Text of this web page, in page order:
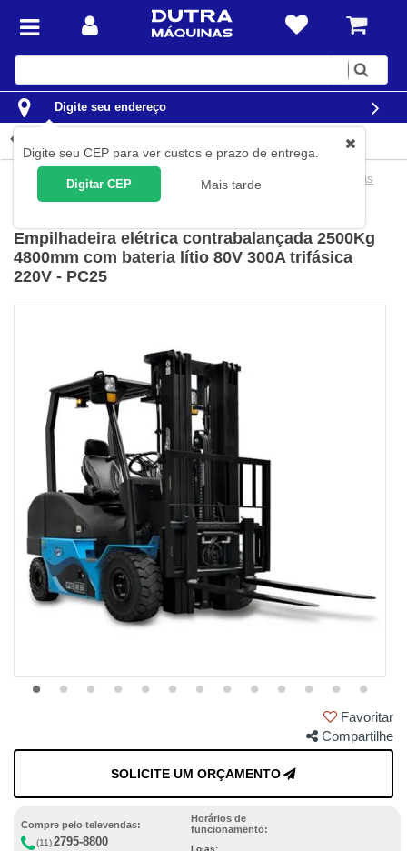
Digite
Digite seu endereço
Digite seu CEP para ver custos e prazo de entrega.
Digitar CEP Mais tarde
Movimentação de Carga Empilhadeiras Elétrica Tracionárias
Empilhadeira elétrica contrabalançada 2500Kg
4800mm com bateria lítio 80V 300A trifásica
220V - PC25
Favoritar
Compartilhe
SOLICITE UM ORÇAMENTO
Compre pelo televendas:
(11)2795-8800
Horários de
funcionamento:
Lojas: